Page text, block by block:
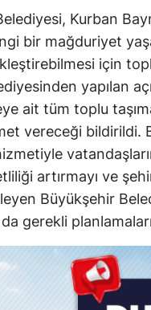
Kurban
bir mağduriyet
için
yapılan
ait tüm toplu
vereceği bildirildi.
artırmayı ve
Büyükşehir
gerekli